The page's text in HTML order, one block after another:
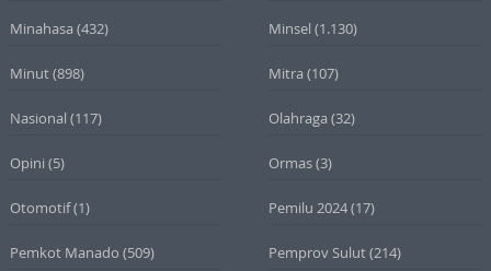
Minahasa (432) Minsel (1.130)
Minut(898) Mitra (107)
Nasional (117) Olahraga (32)
Opini (5) Ormas(3)
Otomotif(1) Pemilu 2024(17)
Pemkot Manado (509) Pemprov Sulut(214)